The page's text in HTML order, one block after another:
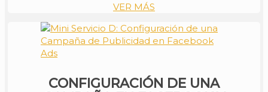
VER MÁS
CONFIGURACIÓN DE UNA